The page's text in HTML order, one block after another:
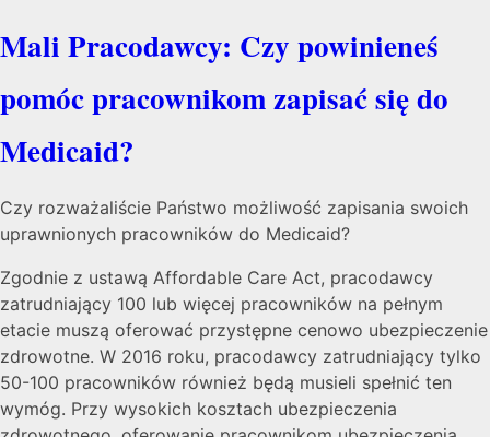
Mali Pracodawcy: Czy powinieneś
pomóc pracownikom zapisać się do
Medicaid?
Czy rozważaliście Państwo możliwość zapisania swoich
uprawnionych pracowników do Medicaid?
Zgodnie z ustawą Affordable Care Act, pracodawcy
zatrudniający 100 lub więcej pracowników na pełnym
etacie muszą oferować przystępne cenowo ubezpieczenie
zdrowotne. W 2016 roku, pracodawcy zatrudniający tylko
50-100 pracowników również będą musieli spełnić ten
wymóg. Przy wysokich kosztach ubezpieczenia